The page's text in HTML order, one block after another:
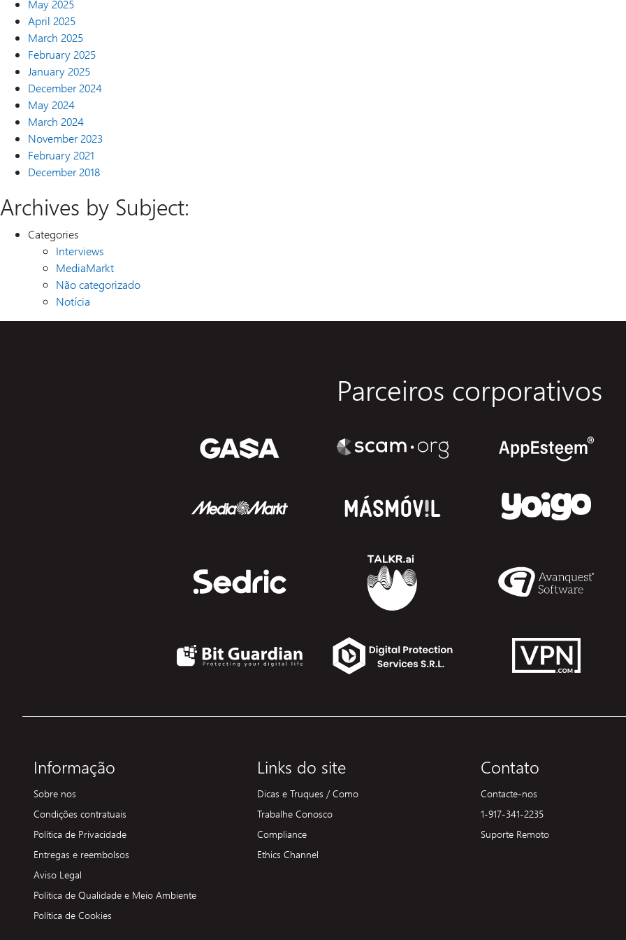
May 2025
April 2025
March 2025
February 2025
January 2025
December 2024
May 2024
March 2024
November 2023
February 2021
December 2018
Archives by Subject:
Categories
Interviews
MediaMarkt
Não categorizado
Notícia
Parceiros corporativos
Informação
Sobre nos
Condições contratuais
Política de Privacidade
Entregas e reembolsos
Aviso Legal
Política de Qualidade e Meio Ambiente
Política de Cookies
Links do site
Dicas e Truques / Como
Trabalhe Conosco
Compliance
Ethics Channel
Contato
Contacte-nos
1-917-341-2235
Suporte Remoto